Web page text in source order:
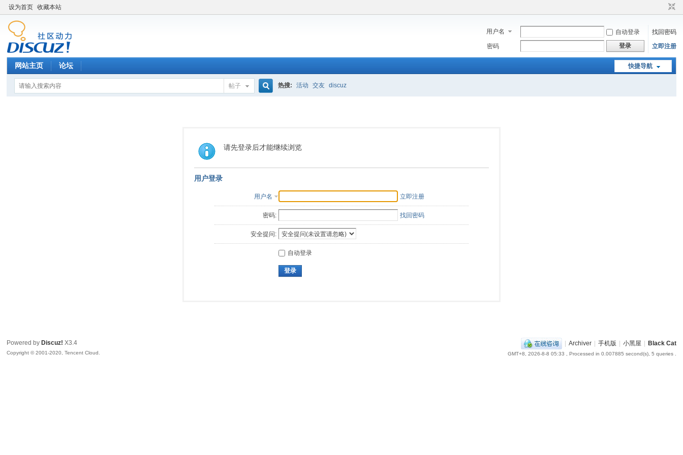
设为首页 收藏本站
用户名 自动登录
找回密码
密码
登录 立即注册
快捷导航
网站主页 论坛
帖子
索
热搜: 活动 交友 discuz
请先登录后才能继续浏览
用户登录
用户名 立即注册
密码: 找回密码
安全提问:
自动登录
登录
| Archiver | 手机版 | 小黑屋 | Black Cat
GMT+8, 2026-8-8 05:33 , Processed in 0.007885 second(s), 5 queries .
Powered by Discuz! X3.4
Copyright © 2001-2020, Tencent Cloud.